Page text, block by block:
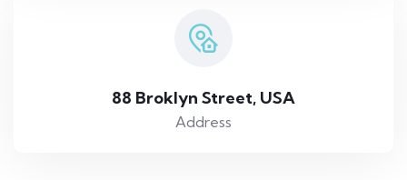
88 Broklyn Street, USA
Address